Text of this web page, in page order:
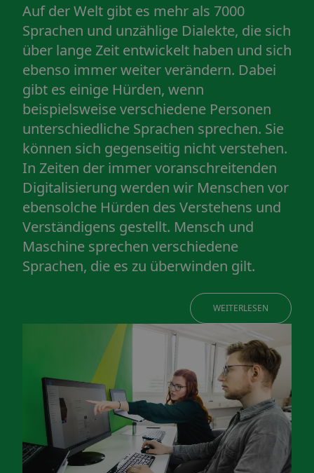
Auf der Welt gibt es mehr als 7000
Sprachen und unzählige Dialekte, die sich
über lange Zeit entwickelt haben und sich
ebenso immer weiter verändern. Dabei
gibt es einige Hürden, wenn
beispielsweise verschiedene Personen
unterschiedliche Sprachen sprechen. Sie
können sich gegenseitig nicht verstehen.
In Zeiten der immer voranschreitenden
Digitalisierung werden wir Menschen vor
ebensolche Hürden des Verstehens und
Verständigens gestellt. Mensch und
Maschine sprechen verschiedene
Sprachen, die es zu überwinden gilt.
WEITERLESEN